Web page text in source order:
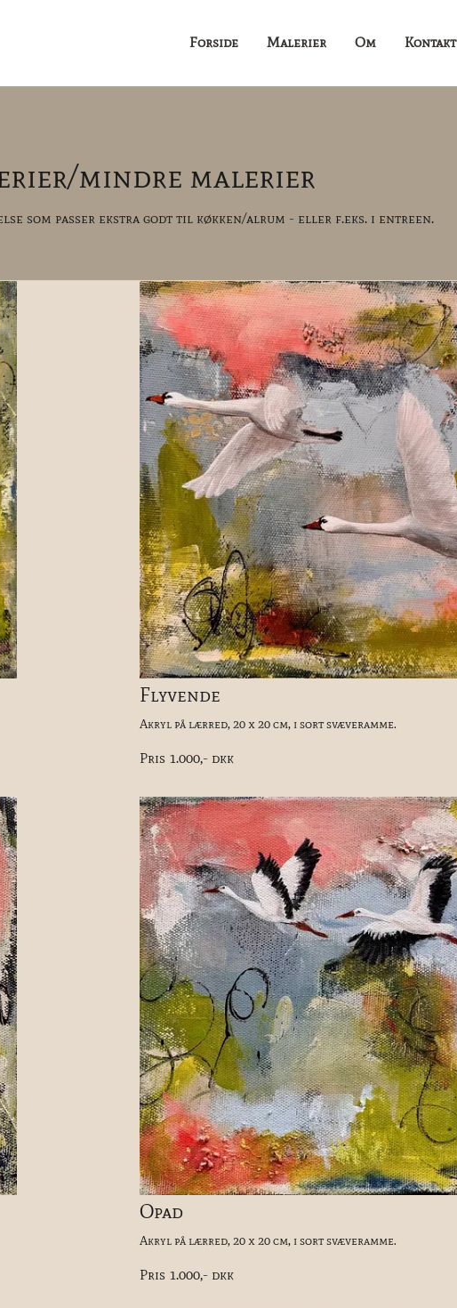
Forside Malerier Om Kontakt
mindre malerier
som passer ekstra godt til køkken/alrum - eller f.eks. i entreen.
Flyvende
Akryl på lærred, 20 x 20 cm, i sort svæveramme.
Pris 1.000,- dkk
Opad
Akryl på lærred, 20 x 20 cm, i sort svæveramme.
Pris 1.000,- dkk